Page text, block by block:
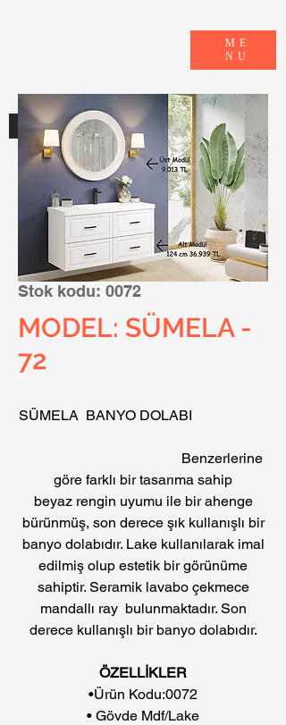
E-KATALOG
ME
NU
Stok kodu: 0072
MODEL: SÜMELA -
72
SÜMELA BANYO DOLABI
Benzerlerine
göre farklı bir tasarıma sahip
beyaz rengin uyumu ile bir ahenge
bürünmüş, son derece şık kullanışlı bir
banyo dolabıdır. Lake kullanılarak imal
edilmiş olup estetik bir görünüme
sahiptir. Seramik lavabo çekmece
mandallı ray bulunmaktadır. Son
derece kullanışlı bir banyo dolabıdır.
ÖZELLİKLER
•Ürün Kodu:0072
• Gövde Mdf/Lake